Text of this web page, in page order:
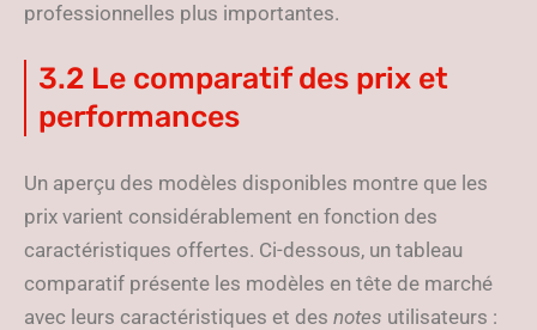
professionnelles plus importantes.
3.2 Le comparatif des prix et
performances
Un aperçu des modèles disponibles montre que les
prix varient considérablement en fonction des
caractéristiques offertes. Ci-dessous, un tableau
comparatif présente les modèles en tête de marché
avec leurs caractéristiques et des notes utilisateurs :